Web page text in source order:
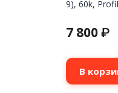
9), 60k,
7 800₽
В